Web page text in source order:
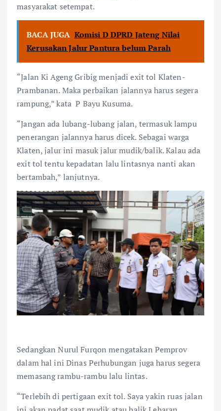
masyarakat setempat.
BACA JUGA Komisi D DPRD Jateng Nilai
Kerusakan Jalur Pantura belum Parah
“Jalan Ki Ageng Gribig menjadi exit tol Klaten-
Prambanan. Maka perbaikan jalannya harus segera
rampung,” kata P Bayu Kusuma.
“Jangan ada lubang-lubang jalan, termasuk lampu
penerangan jalannya harus dicek. Sebagai warga
Klaten, jalur ini masuk jalur mudik/balik. Kalau ada
exit tol tentu kepadatan lalu lintasnya nanti akan
bertambah,” lanjutnya.
Sedangkan Nurul Furqon mengatakan Pemprov
dalam hal ini Dinas Perhubungan juga harus segera
memasang rambu-rambu lalu lintas.
“Terlebih di pertigaan exit tol. Saya yakin ruas jalan